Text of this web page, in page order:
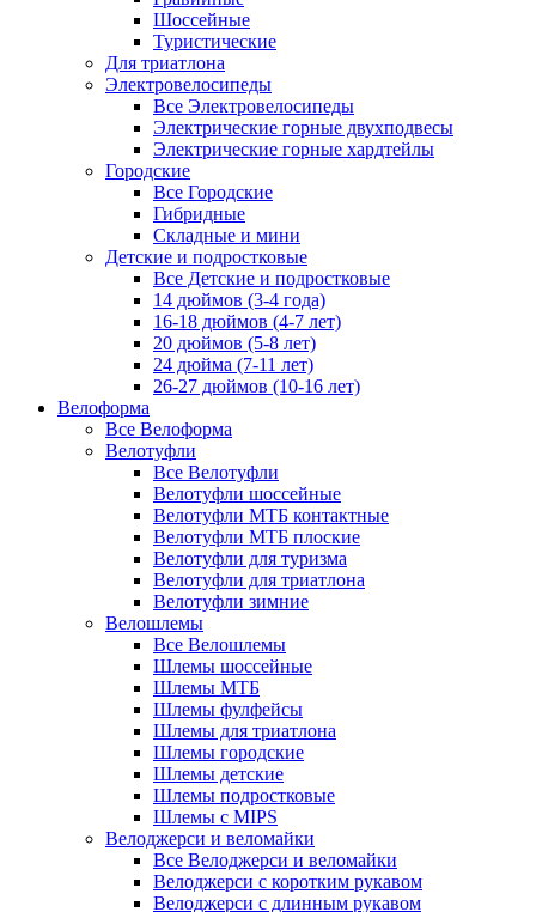
Шоссейные
Туристические
Для триатлона
Электровелосипеды
Все Электровелосипеды
Электрические горные двухподвесы
Электрические горные хардтейлы
Городские
Все Городские
Гибридные
Складные и мини
Детские и подростковые
Все Детские и подростковые
14 дюймов (3-4 года)
16-18 дюймов (4-7 лет)
20 дюймов (5-8 лет)
24 дюйма (7-11 лет)
26-27 дюймов (10-16 лет)
Велоформа
Все Велоформа
Велотуфли
Все Велотуфли
Велотуфли шоссейные
Велотуфли МТБ контактные
Велотуфли МТБ плоские
Велотуфли для туризма
Велотуфли для триатлона
Велотуфли зимние
Велошлемы
Все Велошлемы
Шлемы шоссейные
Шлемы МТБ
Шлемы фулфейсы
Шлемы для триатлона
Шлемы городские
Шлемы детские
Шлемы подростковые
Шлемы с MIPS
Велоджерси и веломайки
Все Велоджерси и веломайки
Велоджерси с коротким рукавом
Велоджерси с длинным рукавом